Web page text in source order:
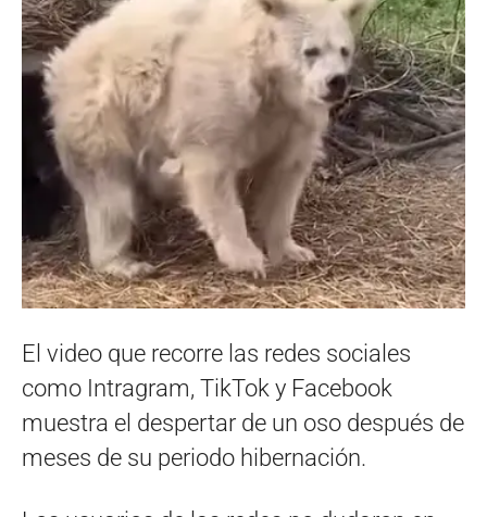
El video que recorre las redes sociales
como Intragram, TikTok y Facebook
muestra el despertar de un oso después de
meses de su periodo hibernación.